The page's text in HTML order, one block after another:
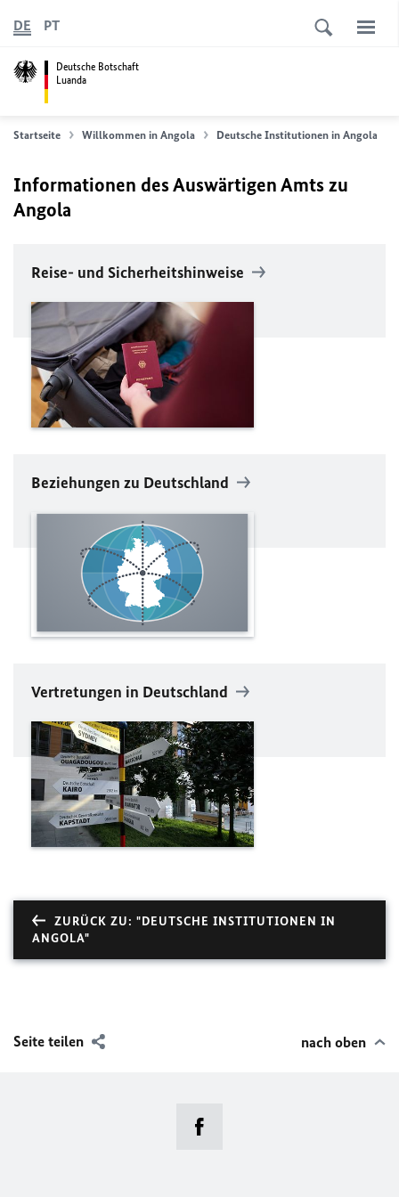
Deutsche Botschaft
Luanda
DE PT
Startseite Willkommen in Angola Deutsche Institutionen in Angola
Informationen des Auswärtigen Amts zu
Angola
Reise- und Sicherheitshinweise
Beziehungen zu Deutschland
Vertretungen in Deutschland
ZURÜCK ZU: "DEUTSCHE INSTITUTIONEN IN
ANGOLA"
Seite teilen nach oben